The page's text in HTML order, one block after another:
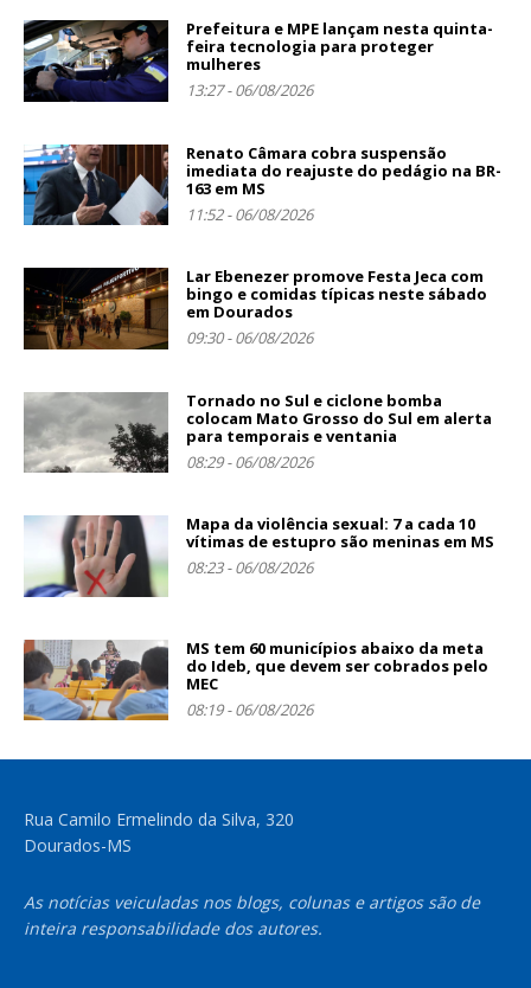
Prefeitura e MPE lançam nesta quinta-
feira tecnologia para proteger
mulheres
13:27 - 06/08/2026
Renato Câmara cobra suspensão
imediata do reajuste do pedágio na BR-
163 em MS
11:52 - 06/08/2026
Lar Ebenezer promove Festa Jeca com
bingo e comidas típicas neste sábado
em Dourados
09:30 - 06/08/2026
Tornado no Sul e ciclone bomba
colocam Mato Grosso do Sul em alerta
para temporais e ventania
08:29 - 06/08/2026
Mapa da violência sexual: 7 a cada 10
vítimas de estupro são meninas em MS
08:23 - 06/08/2026
MS tem 60 municípios abaixo da meta
do Ideb, que devem ser cobrados pelo
MEC
08:19 - 06/08/2026
Rua Camilo Ermelindo da Silva, 320
Dourados-MS
As notícias veiculadas nos blogs, colunas e artigos são de
inteira responsabilidade dos autores.